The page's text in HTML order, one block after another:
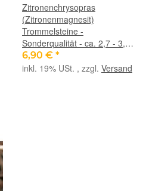
Zitronenchrysopras
(Zitronenmagnesit)
Trommelsteine -
Sonderqualität - ca. 2,7 - 3,3
cm / ca. 17-19 g/St
6,90 € *
inkl. 19% USt. , zzgl. Versand